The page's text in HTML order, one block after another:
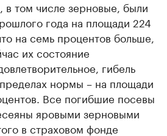
в том числе зерновые, были
года на площади 224
на семь процентов больше,
их состояние
гибель
нормы – на площади
Все погибшие посевы
яровыми зерновыми
в страховом фонде